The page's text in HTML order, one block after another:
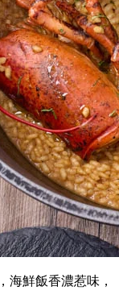
海鮮飯香濃惹味，